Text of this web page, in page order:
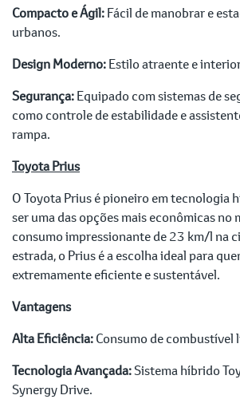
Compacto e Ágil:Fácil de manobrar e
urbanos.
Design Moderno:Estilo atraente e
Segurança:Equipado com sistemas de
como controle de estabilidade e
rampa.
Toyota Prius
O Toyota Prius é pioneiro em tecnologia
ser uma das opções mais econômicas no
consumo impressionante de 23 km/l na
estrada, o Prius é a escolha ideal para
extremamente eficiente e sustentável.
Vantagens
Alta Eficiência:Consumo de combustível
Tecnologia Avançada:Sistema híbrido
Synergy Drive.